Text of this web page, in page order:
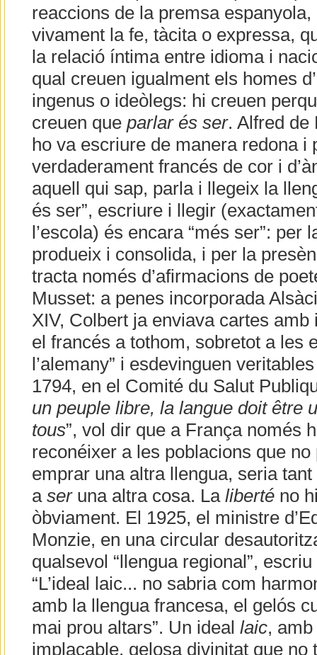
reaccions de la premsa espanyola,
vivament la fe, tàcita o expressa,
la relació íntima entre idioma i
qual creuen igualment els homes
ingenus o ideòlegs: hi creuen
creuen que parlar és ser. Alfred de
ho va escriure de manera redona i
verdaderament francés de cor i
aquell qui sap, parla i llegeix la
és ser”, escriure i llegir
l’escola) és encara “més ser”: per
produeix i consolida, i per la
tracta només d’afirmacions de
Musset: a penes incorporada
XIV, Colbert ja enviava cartes amb
el francés a tothom, sobretot a les
l’alemany” i esdevinguen
1794, en el Comité du Salut
un peuple libre, la langue doit être
tous”, vol dir que a França només
reconéixer a les poblacions que
emprar una altra llengua, seria
a seruna altra cosa. La liberténo
òbviament. El 1925, el ministre
Monzie, en una circular
qualsevol “llengua regional”,
“L’ideal laic... no sabria com
amb la llengua francesa, el gelós
mai prou altars”. Un ideal laic, amb
implacable, gelosa divinitat que no